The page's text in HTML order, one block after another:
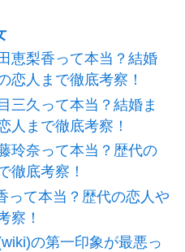
恵梨香って本当？結婚
恋人まで徹底考察！
三久って本当？結婚ま
人まで徹底考察！
玲奈って本当？歴代の
徹底考察！
って本当？歴代の恋人や
察！
の第一印象が最悪っ